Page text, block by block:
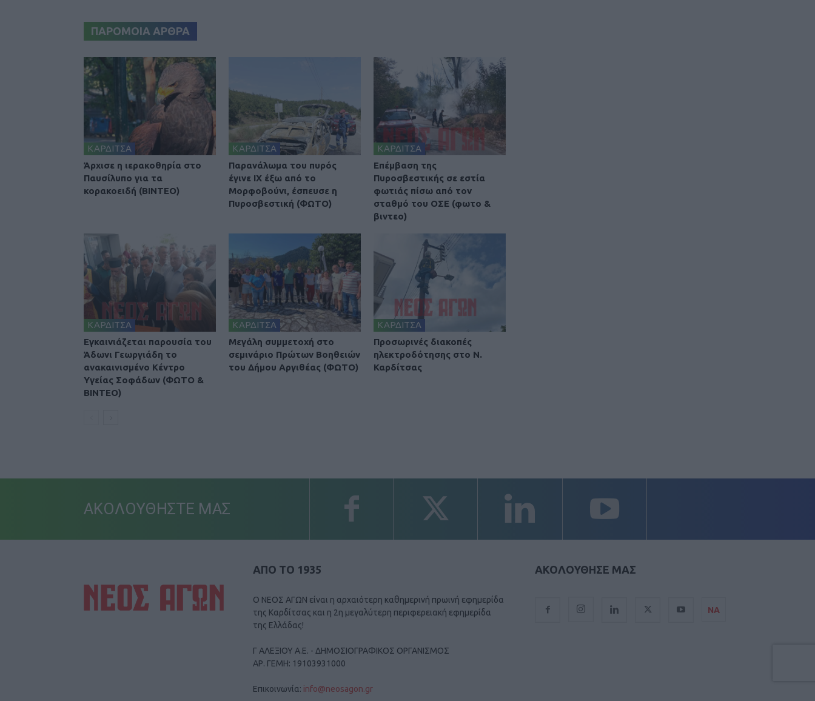
ΠΑΡΟΜΟΙΑ ΑΡΘΡΑ
ΚΑΡΔΙΤΣΑ
Άρχισε η ιερακοθηρία στο
Παυσίλυπο για τα
κορακοειδή (ΒΙΝΤΕΟ)
ΚΑΡΔΙΤΣΑ
Παρανάλωμα του πυρός
έγινε ΙΧ έξω από το
Μορφοβούνι, έσπευσε η
Πυροσβεστική (ΦΩΤΟ)
ΚΑΡΔΙΤΣΑ
Επέμβαση της
Πυροσβεστικής σε εστία
φωτιάς πίσω από τον
σταθμό του ΟΣΕ (φωτο &
βιντεο)
ΚΑΡΔΙΤΣΑ
Εγκαινιάζεται παρουσία του
Άδωνι Γεωργιάδη το
ανακαινισμένο Κέντρο
Υγείας Σοφάδων (ΦΩΤΟ &
ΒΙΝΤΕΟ)
ΚΑΡΔΙΤΣΑ
Μεγάλη συμμετοχή στο
σεμινάριο Πρώτων Βοηθειών
του Δήμου Αργιθέας (ΦΩΤΟ)
ΚΑΡΔΙΤΣΑ
Προσωρινές διακοπές
ηλεκτροδότησης στο Ν.
Καρδίτσας
ΑΚΟΛΟΥΘΗΣΤΕ ΜΑΣ
ΑΠΟ ΤΟ 1935
Ο ΝΕΟΣ ΑΓΩΝ είναι η αρχαιότερη καθημερινή πρωινή εφημερίδα
της Καρδίτσας και η 2η μεγαλύτερη περιφερειακή εφημερίδα
της Ελλάδας!
Γ ΑΛΕΞΙΟΥ Α.Ε. - ΔΗΜΟΣΙΟΓΡΑΦΙΚΟΣ ΟΡΓΑΝΙΣΜΟΣ
ΑΡ. ΓΕΜΗ: 19103931000
Επικοινωνία: info@neosagon.gr
ΑΚΟΛΟΥΘΗΣΕ ΜΑΣ
ΝΑ